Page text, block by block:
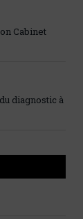
Cabinet
diagnostic à